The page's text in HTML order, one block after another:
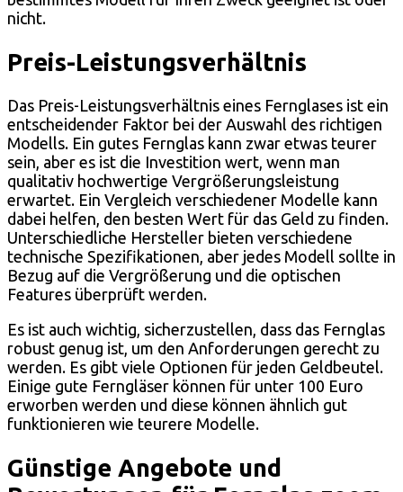
nicht.
Preis-Leistungsverhältnis
Das Preis-Leistungsverhältnis eines Fernglases ist ein
entscheidender Faktor bei der Auswahl des richtigen
Modells. Ein gutes Fernglas kann zwar etwas teurer
sein, aber es ist die Investition wert, wenn man
qualitativ hochwertige Vergrößerungsleistung
erwartet. Ein Vergleich verschiedener Modelle kann
dabei helfen, den besten Wert für das Geld zu finden.
Unterschiedliche Hersteller bieten verschiedene
technische Spezifikationen, aber jedes Modell sollte in
Bezug auf die Vergrößerung und die optischen
Features überprüft werden.
Es ist auch wichtig, sicherzustellen, dass das Fernglas
robust genug ist, um den Anforderungen gerecht zu
werden. Es gibt viele Optionen für jeden Geldbeutel.
Einige gute Ferngläser können für unter 100 Euro
erworben werden und diese können ähnlich gut
funktionieren wie teurere Modelle.
Günstige Angebote und